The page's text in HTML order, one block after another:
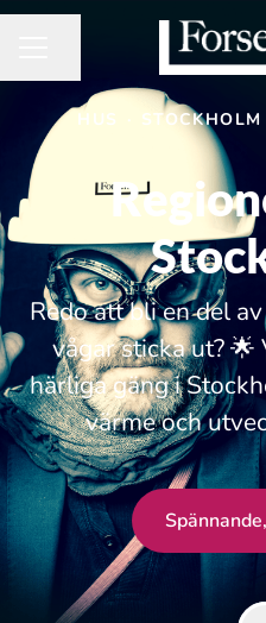
HUS · STOCKHOLM
Redo att bli en del
vågar sticka ut?
härliga gäng i
värme och